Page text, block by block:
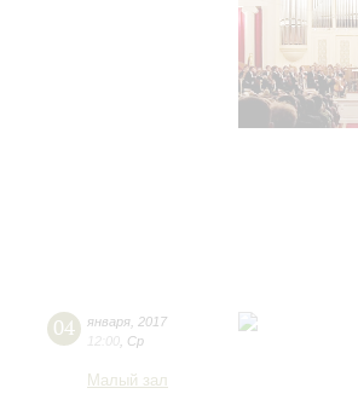
04 января 2017
12:00 Ср
Малый зал